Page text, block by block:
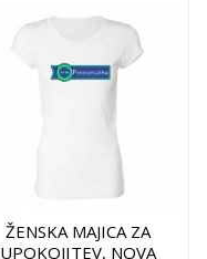
ŽENSKA MAJICA ZA
UPOKOJITEV, NOVA